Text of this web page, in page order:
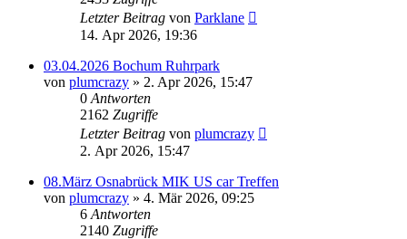
Letzter Beitrag von Parklane
14. Apr 2026, 19:36
03.04.2026 Bochum Ruhrpark
von plumcrazy » 2. Apr 2026, 15:47
0 Antworten
2162 Zugriffe
Letzter Beitrag von plumcrazy
2. Apr 2026, 15:47
08.März Osnabrück MIK US car Treffen
von plumcrazy » 4. Mär 2026, 09:25
6 Antworten
2140 Zugriffe